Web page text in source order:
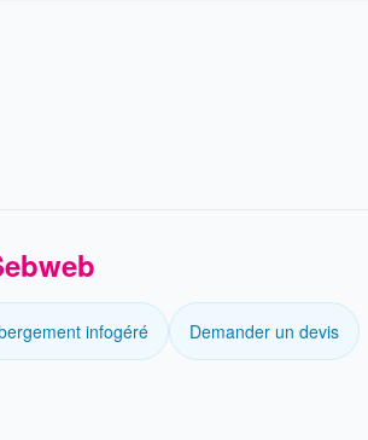
infogéré Demander un devis